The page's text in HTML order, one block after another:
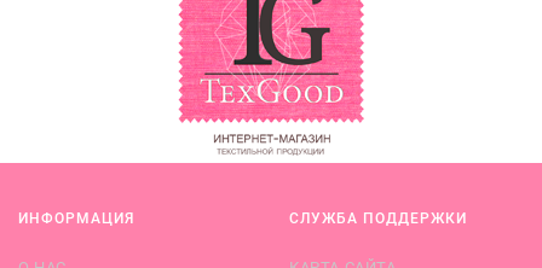
ИНФОРМАЦИЯ СЛУЖБА ПОДДЕРЖКИ